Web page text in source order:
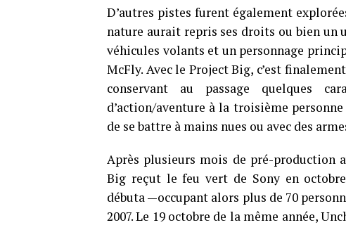
D’autres pistes furent également
nature aurait repris ses droits ou bien un
véhicules volants et un personnage
McFly. Avec le Project Big, c’est
conservant au passage quelques
d’action/aventure à la troisième
de se battre à mains nues ou avec des
Après plusieurs mois de pré-production
Big reçut le feu vert de Sony en
débuta —occupant alors plus de 70
2007. Le 19 octobre de la même année,